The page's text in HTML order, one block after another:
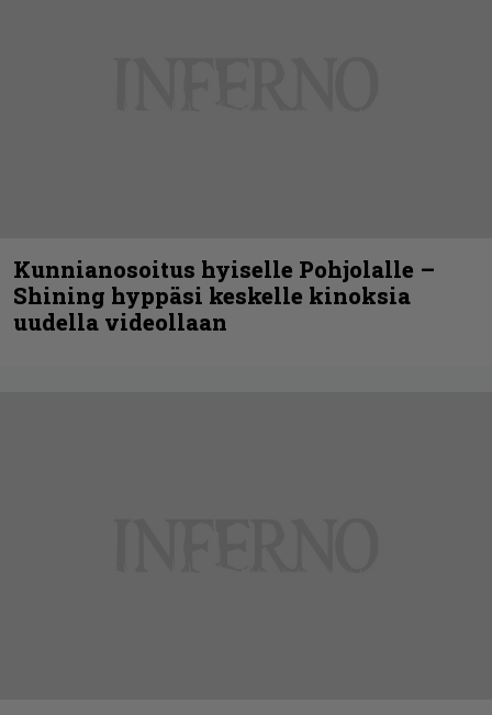
Kunnianosoitus hyiselle Pohjolalle –
Shining hyppäsi keskelle kinoksia
uudella videollaan